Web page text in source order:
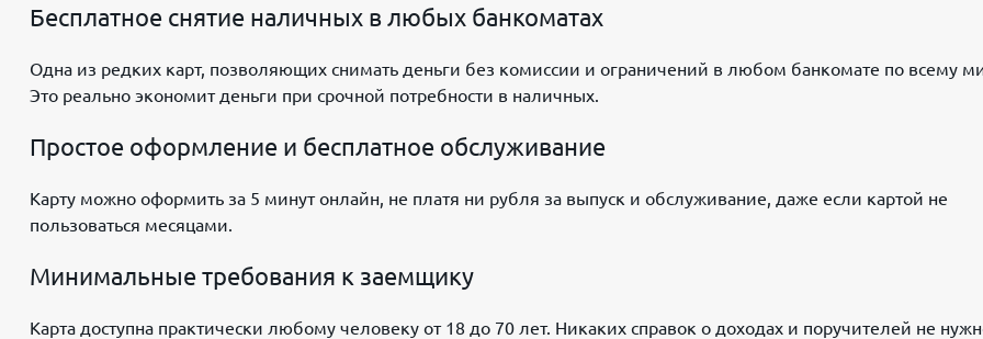
Бесплатное снятие наличных в любых банкоматах
Одна из редких карт, позволяющих снимать деньги без комиссии и ограничений в любом банкомате по всему
Это реально экономит деньги при срочной потребности в наличных.
Простое оформление и бесплатное обслуживание
Карту можно оформить за 5 минут онлайн, не платя ни рубля за выпуск и обслуживание, даже если картой не
пользоваться месяцами.
Минимальные требования к заемщику
Карта доступна практически любому человеку от 18 до 70 лет. Никаких справок о доходах и поручителей не